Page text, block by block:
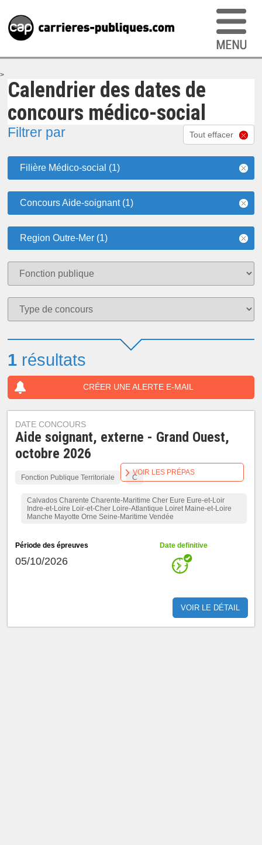
>
Calendrier des dates de
concours médico-social
Filtrer par Tout effacer
Filière Médico-social (1)
Concours Aide-soignant (1)
Region Outre-Mer (1)
1 résultats
CRÉER UNE ALERTE E-MAIL
DATE CONCOURS
Aide soignant, externe - Grand Ouest,
octobre 2026
Fonction Publique Territoriale C
Calvados Charente Charente-Maritime Cher Eure Eure-et-Loir
Indre-et-Loire Loir-et-Cher Loire-Atlantique Loiret Maine-et-Loire
Manche Mayotte Orne Seine-Maritime Vendée
Période des épreuves
05/10/2026
Date definitive
VOIR LE DÉTAIL
VOIR LES PRÉPAS